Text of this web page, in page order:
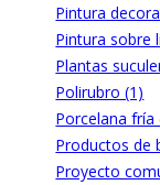
Pintura
Pintura sobre
Plantas
Polirubro (1)
Porcelana fría
Productos de
Proyecto